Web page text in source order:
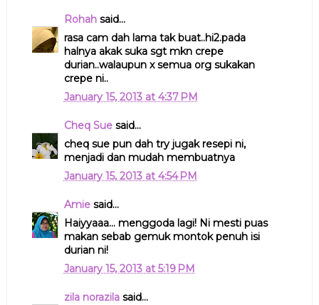
Rohahsaid...
rasa cam dah lama tak buat..hi2.pada
halnya akak suka sgt mkn crepe
durian..walaupun x semua org sukakan
crepe ni..
January 15, 2013 at 4:37 PM
Cheq Suesaid...
cheq sue pun dah try jugak resepi ni,
menjadi dan mudah membuatnya
January 15, 2013 at 4:54 PM
Amiesaid...
Haiyyaaa... menggoda lagi! Ni mesti puas
makan sebab gemuk montok penuh isi
durian ni!
January 15, 2013 at 5:19 PM
zila norazilasaid...